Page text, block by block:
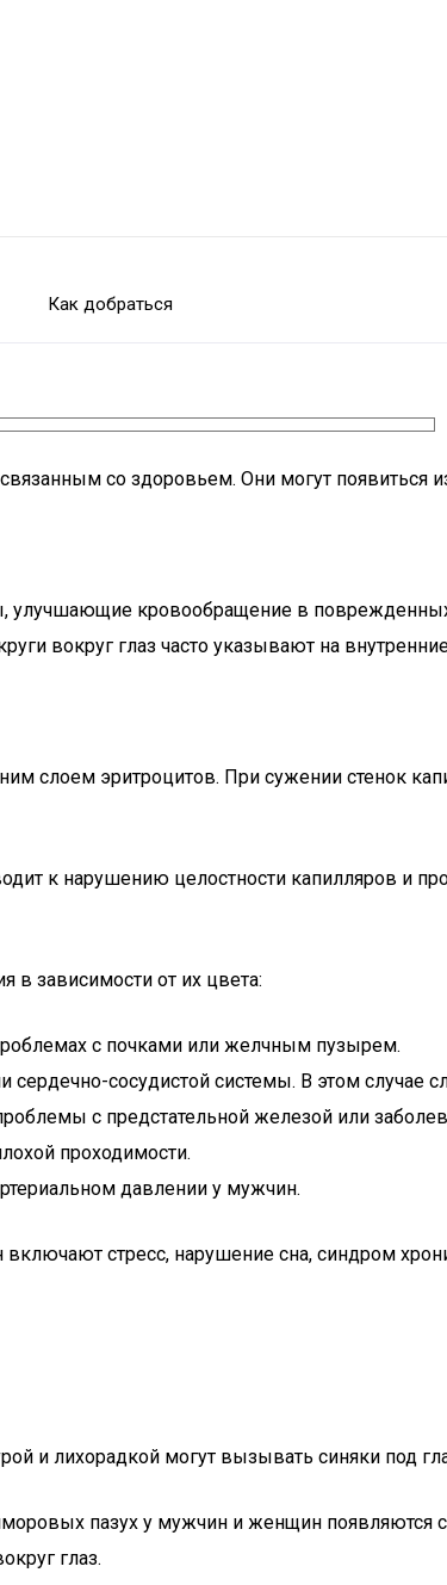
Как добраться
со здоровьем. Они могут появиться
улучшающие кровообращение в
вокруг глаз часто указывают на
слоем эритроцитов. При сужении стенок
к нарушению целостности капилляров и
в зависимости от их цвета:
с почками или желчным пузырем.
сосудистой системы. В этом случае
с предстательной железой или
проходимости.
давлении у мужчин.
стресс, нарушение сна, синдром
и лихорадкой могут вызывать синяки под
пазух у мужчин и женщин появляются
глаз.